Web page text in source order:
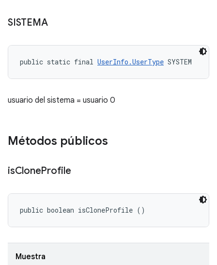
SISTEMA
public static final UserInfo.UserType SYSTEM
usuario del sistema = usuario 0
Métodos públicos
isCloneProfile
public boolean isCloneProfile ()
Muestra